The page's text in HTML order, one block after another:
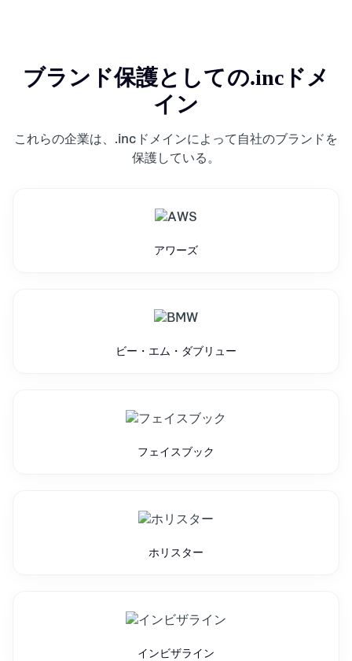
ブランド保護としての.incドメ
イン
これらの企業は、.incドメインによって自社のブランドを
保護している。
アワーズ
ビー・エム・ダブリュー
フェイスブック
ホリスター
インビザライン